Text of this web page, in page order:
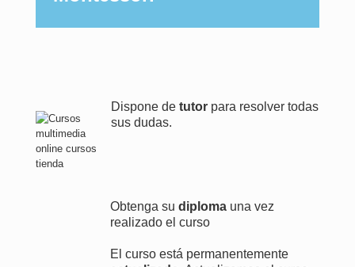
Dispone de tutorpara resolver todas
sus dudas.
Obtenga su diplomauna vez
realizado el curso
El curso está permanentemente